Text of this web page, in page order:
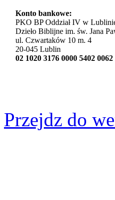
Konto bankowe:
PKO BP Oddział IV w
Dzieło Biblijne im. św. Jana
ul. Czwartaków 10 m. 4
20-045 Lublin
02 1020 3176 0000 5402 0062
Przejdz do